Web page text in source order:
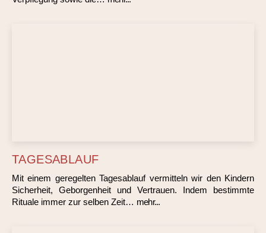
TAGESABLAUF
Mit einem geregelten Tagesablauf vermitteln wir den Kindern
Sicherheit, Geborgenheit und Vertrauen. Indem bestimmte
Rituale immer zur selben Zeit… mehr...